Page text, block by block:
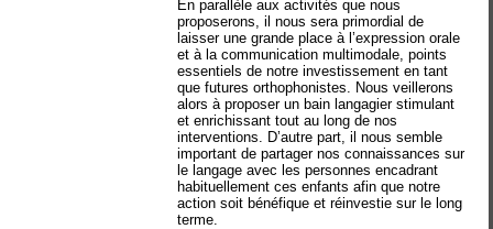
En parallèle aux activités que nous
proposerons, il nous sera primordial de
laisser une grande place à l’expression orale
et à la communication multimodale, points
essentiels de notre investissement en tant
que futures orthophonistes. Nous veillerons
alors à proposer un bain langagier stimulant
et enrichissant tout au long de nos
interventions. D’autre part, il nous semble
important de partager nos connaissances sur
le langage avec les personnes encadrant
habituellement ces enfants afin que notre
action soit bénéfique et réinvestie sur le long
terme.